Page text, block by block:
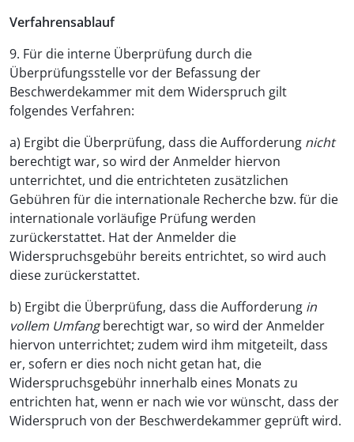
Verfahrensablauf
9. Für die interne Überprüfung durch die
Überprüfungsstelle vor der Befassung der
Beschwerdekammer mit dem Widerspruch gilt
folgendes Verfahren:
a) Ergibt die Überprüfung, dass die Aufforderung nicht
berechtigt war, so wird der Anmelder hiervon
unterrichtet, und die entrichteten zusätzlichen
Gebühren für die internationale Recherche bzw. für die
internationale vorläufige Prüfung werden
zurückerstattet. Hat der Anmelder die
Widerspruchsgebühr bereits entrichtet, so wird auch
diese zurückerstattet.
b) Ergibt die Überprüfung, dass die Aufforderung in
vollem Umfangberechtigt war, so wird der Anmelder
hiervon unterrichtet; zudem wird ihm mitgeteilt, dass
er, sofern er dies noch nicht getan hat, die
Widerspruchsgebühr innerhalb eines Monats zu
entrichten hat, wenn er nach wie vor wünscht, dass der
Widerspruch von der Beschwerdekammer geprüft wird.